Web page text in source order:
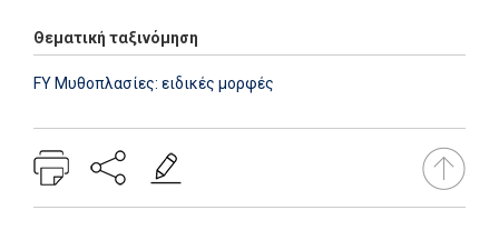
Θεματική ταξινόμηση
FY Μυθοπλασίες: ειδικές μορφές